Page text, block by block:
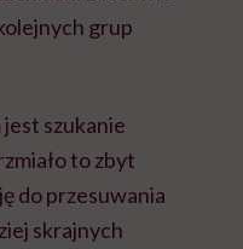
grup
szukanie
to zbyt
do przesuwania
skrajnych